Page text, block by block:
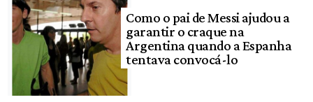
Como o pai de Messi ajudou a
garantir o craque na
Argentina quando a Espanha
tentava convocá-lo